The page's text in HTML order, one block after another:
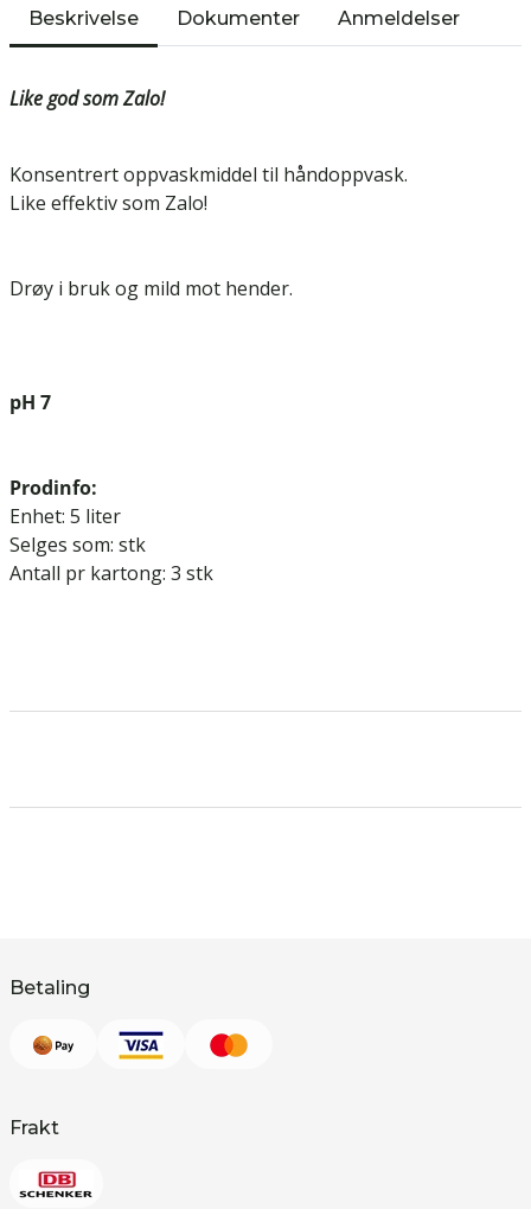
Beskrivelse Dokumenter Anmeldelser
Like god som Zalo!
Konsentrert oppvaskmiddel til håndoppvask.
Like effektiv som Zalo!
Drøy i bruk og mild mot hender.
pH 7
Prodinfo:
Enhet: 5 liter
Selges som: stk
Antall pr kartong: 3 stk
Betaling
Frakt